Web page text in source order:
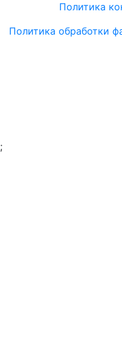
Политика
Политика обработки
;